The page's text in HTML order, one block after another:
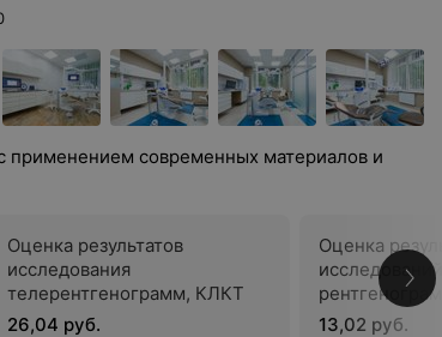
применением современных материалов и
Оценка результатов
исследования
телерентгенограмм, КЛКТ
26,04 руб.
Оценка
13,02 руб.